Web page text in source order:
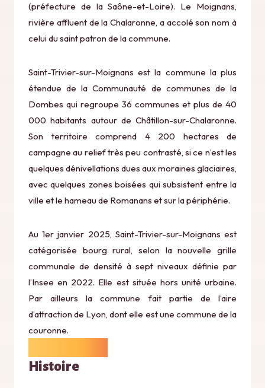
(préfecture de la Saône-et-Loire). Le Moignans,
rivière affluent de la Chalaronne, a accolé son nom à
celui du saint patron de la commune.
Saint-Trivier-sur-Moignans est la commune la plus
étendue de la Communauté de communes de la
Dombes qui regroupe 36 communes et plus de 40
000 habitants autour de Châtillon-sur-Chalaronne.
Son territoire comprend 4 200 hectares de
campagne au relief très peu contrasté, si ce n’est les
quelques dénivellations dues aux moraines glaciaires,
avec quelques zones boisées qui subsistent entre la
ville et le hameau de Romanans et sur la périphérie.
Au 1er janvier 2025, Saint-Trivier-sur-Moignans est
catégorisée bourg rural, selon la nouvelle grille
communale de densité à sept niveaux définie par
l’Insee en 2022. Elle est située hors unité urbaine.
Par ailleurs la commune fait partie de l’aire
d’attraction de Lyon, dont elle est une commune de la
couronne.
Histoire